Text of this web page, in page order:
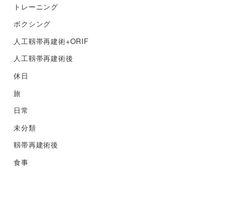
トレーニング
ボクシング
人工靱帯再建術+ORIF
人工靱帯再建術後
休日
旅
日常
未分類
靱帯再建術後
食事